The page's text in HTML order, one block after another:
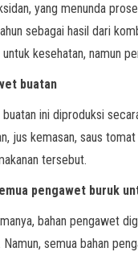
yang menunda
sebagai hasil dari
kesehatan, namun
buatan
ini diproduksi
jus kemasan, saus
tersebut.
pengawet buruk
bahan pengawet
Namun, semua bahan